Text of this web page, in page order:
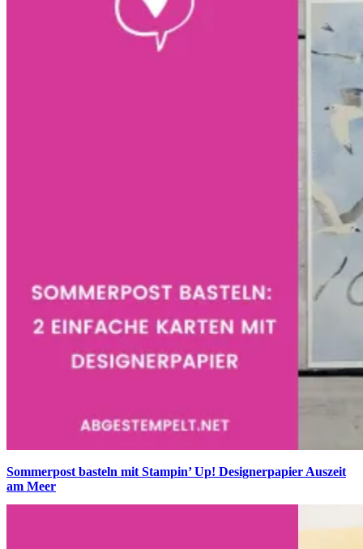
Sommerpost basteln mit Stampin’ Up! Designerpapier Auszeit
am Meer